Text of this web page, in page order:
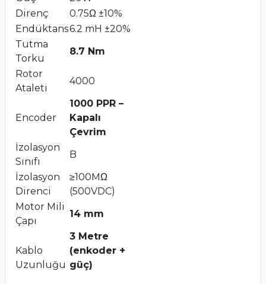
Direnç
0.75Ω ±10%
Endüktans6.2 mH ±20%
Tutma
Torku
8.7 Nm
Rotor
Ataleti
4000
Encoder
1000 PPR –
Kapalı
Çevrim
İzolasyon
Sınıfı
B
İzolasyon
Direnci
≥100MΩ
(500VDC)
Motor Mili
Çapı
14 mm
Kablo
Uzunluğu
3 Metre
(enkoder +
güç)